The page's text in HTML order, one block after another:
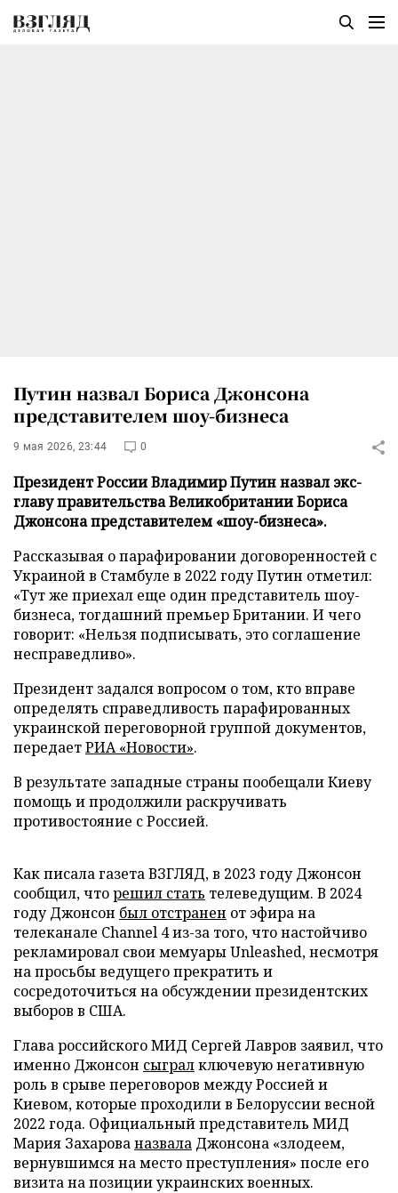
Путин назвал Бориса Джонсона
представителем шоу-бизнеса
9 мая 2026, 23:44 0
Президент России Владимир Путин назвал экс-
главу правительства Великобритании Бориса
Джонсона представителем «шоу-бизнеса».
Рассказывая о парафировании договоренностей с
Украиной в Стамбуле в 2022 году Путин отметил:
«Тут же приехал еще один представитель шоу-
бизнеса, тогдашний премьер Британии. И чего
говорит: «Нельзя подписывать, это соглашение
несправедливо».
Президент задался вопросом о том, кто вправе
определять справедливость парафированных
украинской переговорной группой документов,
передаетРИА «Новости».
В результате западные страны пообещали Киеву
помощь и продолжили раскручивать
противостояние с Россией.
Как писала газета ВЗГЛЯД, в 2023 году Джонсон
сообщил, чторешил стать телеведущим. В 2024
году Джонсон был отстранен от эфира на
телеканале Channel 4 из-за того, что настойчиво
рекламировал свои мемуары Unleashed, несмотря
на просьбы ведущего прекратить и
сосредоточиться на обсуждении президентских
выборов в США.
Глава российского МИД Сергей Лавров заявил, что
именно Джонсон сыгралключевую негативную
роль в срыве переговоров между Россией и
Киевом, которые проходили в Белоруссии весной
2022 года. Официальный представитель МИД
Мария Захарованазвала Джонсона «злодеем,
вернувшимся на место преступления» после его
визита на позиции украинских военных.